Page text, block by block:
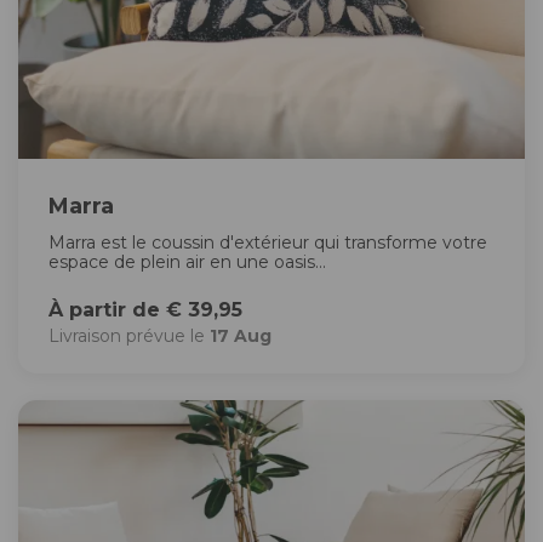
Marra
Marra est le coussin d'extérieur qui transforme votre
espace de plein air en une oasis...
À partir de € 39,95
Livraison prévue le 17 Aug